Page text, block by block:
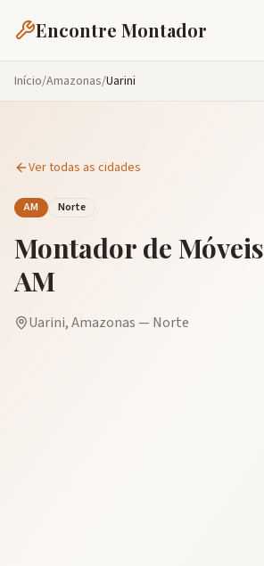
Encontre Montador
Início/Amazonas/Uarini
Ver todas as cidades
AM Norte
Montador de Móveis
AM
Uarini,Amazonas— Norte